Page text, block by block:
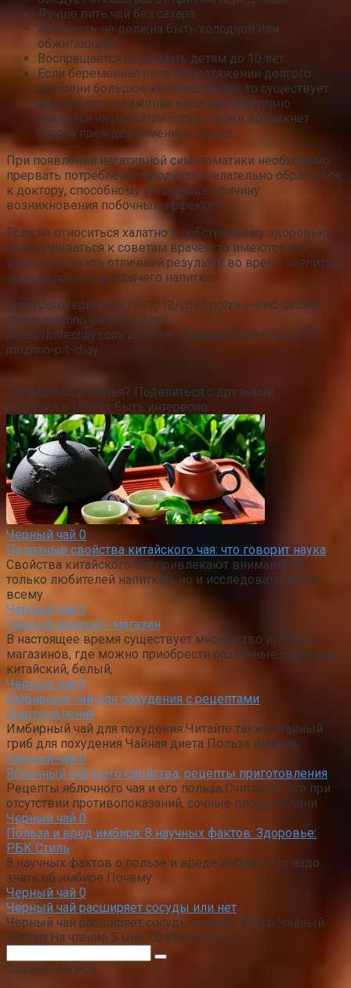
Лучше пить чай без сахара.
Жидкость не должна быть холодной или
обжигающей.
Воспрещается принимать детям до 10 лет.
Если беременная пила на протяжении долгого
времени большое количество чая, то существует
вероятность снижения веса, что негативно
скажется на развитии плода, также возникнет
угроза преждевременных родов.
При появлении негативной симптоматики необходимо
прервать потребление продукта, желательно обратиться
к доктору, способному установить причину
возникновения побочных эффектов.
Если не относиться халатно к собственному здоровью,
прислушиваться к советам врачей, то имеются все
шансы заметить отличный результат во время чаепития,
ощутив прелести горячего напитка.
http://porezeptu.com/2017/12/chay-polza-i-vred-skolko-
chaya-mozhno-pit-v-den.html
https://kofechay.com/zdorove-i-krasota/skolko-raz-den-
mozhno-pit-chay
0
Понравилась статья? Поделиться с друзьями:
Вам также может быть интересно
Черный чай 0
Полезные свойства китайского чая: что говорит наука
Свойства китайского чая привлекают внимание не
только любителей напитков, но и исследователей по
всему
Черный чай 0
Чайный интернет-магазин
В настоящее время существует множество интернет-
магазинов, где можно приобрести различные сорта чая:
китайский, белый,
Черный чай 0
Имбирный чай для похудения с рецептами
приготовления
Имбирный чай для похудения Читайте также: Чайный
гриб для похудения Чайная диета Польза имбиря
Черный чай 0
Яблочный чай и его свойства, рецепты приготовления
Рецепты яблочного чая и его польза Считается, что при
отсутствии противопоказаний, сочные плоды яблони
Черный чай 0
Польза и вред имбиря: 8 научных фактов: Здоровье:
РБК Стиль
8 научных фактов о пользе и вреде имбиря Что надо
знать об имбире Почему
Черный чай 0
Черный чай расширяет сосуды или нет
Черный чай расширяет сосуды или нет Автор Чайный
мастер На чтение 5 мин. Опубликовано
Свежие записи